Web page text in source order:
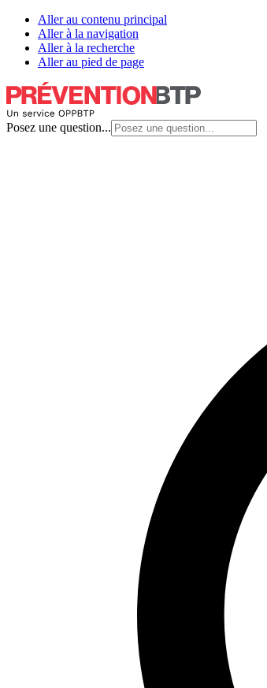
Aller au contenu principal
Aller à la navigation
Aller à la recherche
Aller au pied de page
Posez une question...